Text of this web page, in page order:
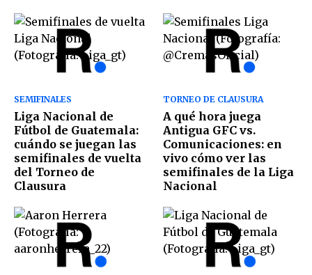
SEMIFINALES
Liga Nacional de
Fútbol de Guatemala:
cuándo se juegan las
semifinales de vuelta
del Torneo de
Clausura
TORNEO DE CLAUSURA
A qué hora juega
Antigua GFC vs.
Comunicaciones: en
vivo cómo ver las
semifinales de la Liga
Nacional